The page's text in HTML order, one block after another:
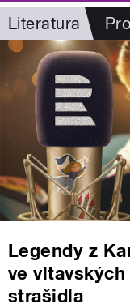
Literatura
Legendy z
ve
strašidla